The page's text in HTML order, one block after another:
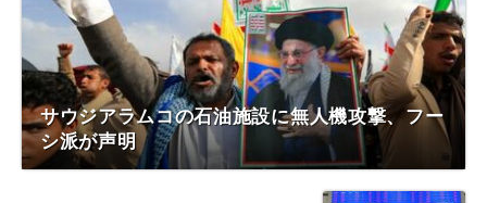
サウジアラムコの石油施設に無人機攻撃、フー
シ派が声明